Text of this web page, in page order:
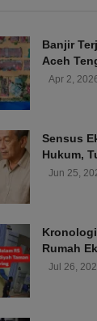
Banjir
Aceh
Apr 2,
Sensus
Hukum,
Jun 25,
Rumah
Jul 26,